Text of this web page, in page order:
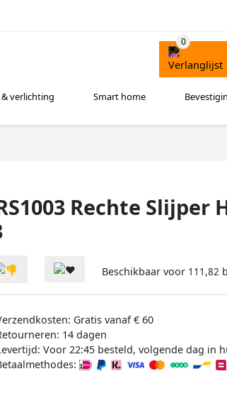
& verlichting Smart home
Rechte
Beschikbaar voor 111,82
Gratis vanaf € 60
14 dagen
Voor 22:45 besteld, volgende dag in